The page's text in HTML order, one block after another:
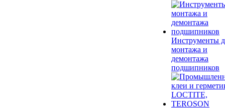
Инструменты
монтажа и
демонтажа
подшипников